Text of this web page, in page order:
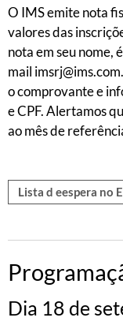
O IMS emite nota
valores das
nota em seu nome,
mail
o comprovante e
e CPF. Alertamos
ao mês de
Lista d eespera no
Dia 18 de